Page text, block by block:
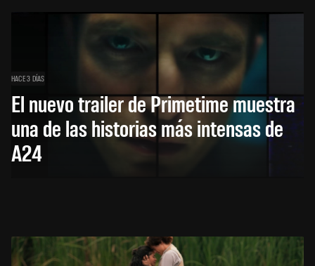
HACE 3 DÍAS
El nuevo trailer de Primetime muestra
una de las historias más intensas de
A24